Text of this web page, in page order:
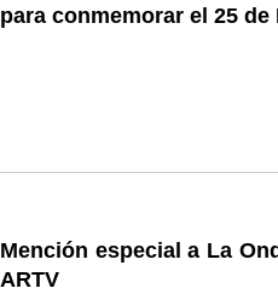
para conmemorar el 25 de
Mención especial a La
ARTV